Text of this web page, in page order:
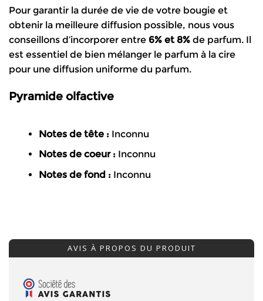
Pour garantir la durée de vie de votre bougie et
obtenir la meilleure diffusion possible, nous vous
conseillons d’incorporer entre 6% et 8% de parfum. Il
est essentiel de bien mélanger le parfum à la cire
pour une diffusion uniforme du parfum.
Pyramide olfactive
Notes de tête : Inconnu
Notes de coeur : Inconnu
Notes de fond : Inconnu
AVIS À PROPOS DU PRODUIT